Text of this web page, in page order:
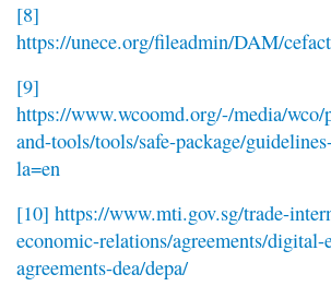
[8]
https://unece.org/fileadmin/DAM/
[9]
https://www.wcoomd.org/-/media/
and-tools/tools/safe-package/
la=en
[10] https://www.mti.gov.sg/trade-
economic-relations/agreements/digital-
agreements-dea/depa/